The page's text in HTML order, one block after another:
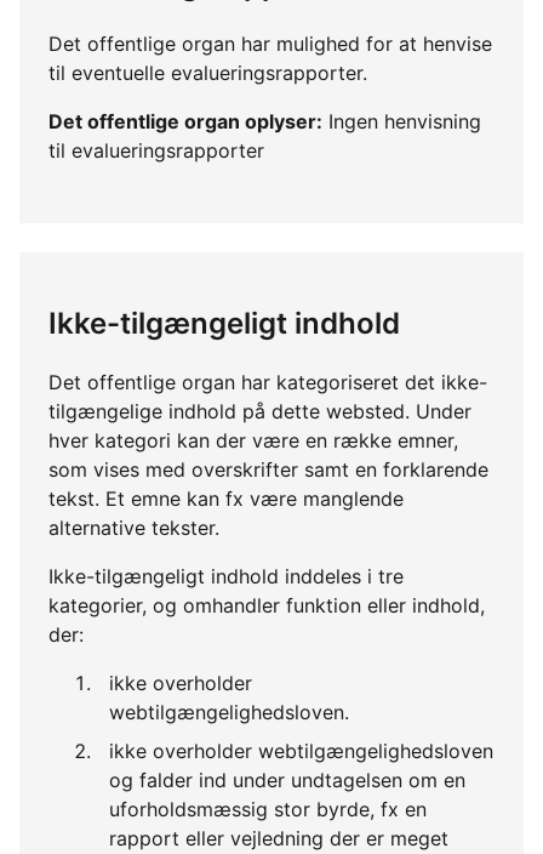
Det offentlige organ har mulighed for at henvise
til eventuelle evalueringsrapporter.
Det offentlige organ oplyser: Ingen henvisning
til evalueringsrapporter
Ikke-tilgængeligt indhold
Det offentlige organ har kategoriseret det ikke-
tilgængelige indhold på dette websted. Under
hver kategori kan der være en række emner,
som vises med overskrifter samt en forklarende
tekst. Et emne kan fx være manglende
alternative tekster.
Ikke-tilgængeligt indhold inddeles i tre
kategorier, og omhandler funktion eller indhold,
der:
ikke overholder
webtilgængelighedsloven.
ikke overholder webtilgængelighedsloven
og falder ind under undtagelsen om en
uforholdsmæssig stor byrde, fx en
rapport eller vejledning der er meget